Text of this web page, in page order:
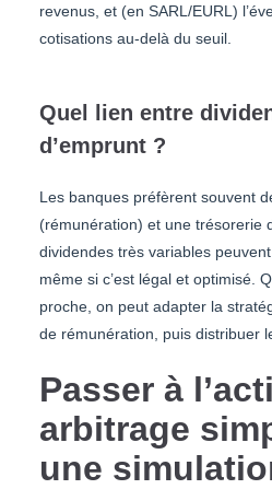
revenus, et (en SARL/EURL)
cotisations au-delà du seuil.
Quel lien entre
d’emprunt ?
Les banques préfèrent souvent
(rémunération) et une trésorerie
dividendes très variables
même si c’est légal et optimisé.
proche, on peut adapter la
de rémunération, puis distribuer
Passer à
arbitrage
une